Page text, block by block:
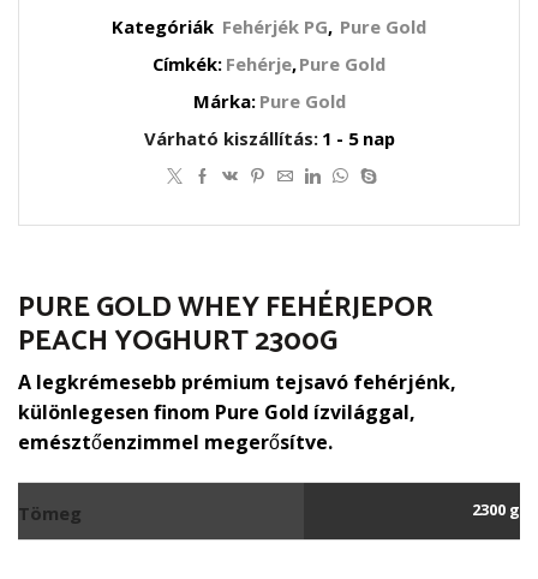
Kategóriák Fehérjék PG, Pure Gold
Címkék: Fehérje,Pure Gold
Márka: Pure Gold
Várható kiszállítás: 1 - 5 nap
PURE GOLD WHEY FEHÉRJEPOR
PEACH YOGHURT 2300G
A legkrémesebb prémium tejsavó fehérjénk,
különlegesen finom Pure Gold ízvilággal,
emésztőenzimmel megerősítve.
Tömeg 2300 g